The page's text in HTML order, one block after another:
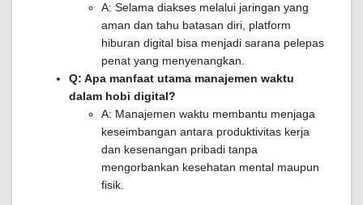
A: Selama diakses melalui jaringan yang
aman dan tahu batasan diri, platform
hiburan digital bisa menjadi sarana pelepas
penat yang menyenangkan.
Q: Apa manfaat utama manajemen waktu
dalam hobi digital?
A: Manajemen waktu membantu menjaga
keseimbangan antara produktivitas kerja
dan kesenangan pribadi tanpa
mengorbankan kesehatan mental maupun
fisik.